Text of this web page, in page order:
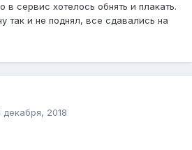
в сервис хотелось обнять и плакать.
так и не поднял, все сдавались на
декабря, 2018